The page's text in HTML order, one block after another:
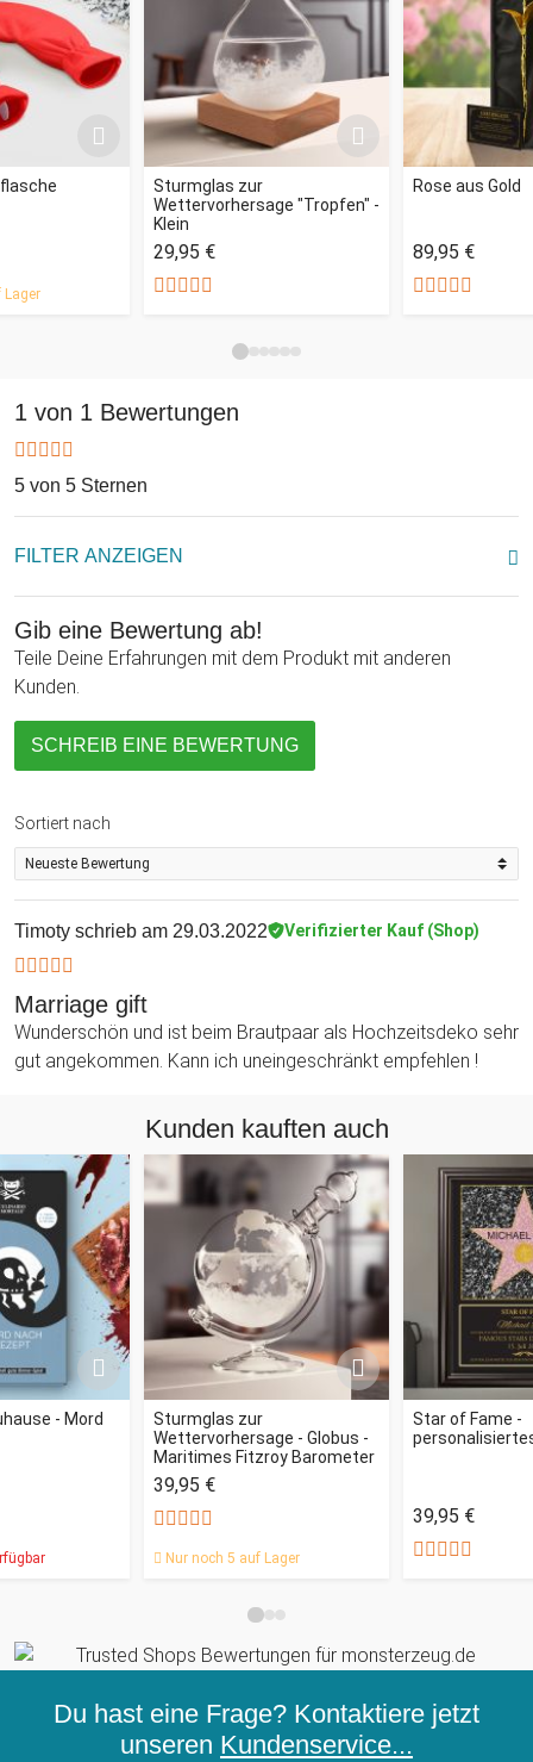
Sturmglas zur
Wettervorhersage "Tropfen" -
Klein
29,95 €
Rose aus Gold
89,95 €
1 von 1 Bewertungen
5 von 5 Sternen
FILTER ANZEIGEN
Gib eine Bewertung ab!
Teile Deine Erfahrungen mit dem Produkt mit anderen
Kunden.
SCHREIB EINE BEWERTUNG
Sortiert nach
Timoty schrieb am 29.03.2022 Verifizierter Kauf (Shop)
Marriage gift
Wunderschön und ist beim Brautpaar als Hochzeitsdeko sehr
gut angekommen. Kann ich uneingeschränkt empfehlen !
Kunden kauften auch
- Mord
Sturmglas zur
Wettervorhersage - Globus -
Maritimes Fitzroy Barometer
39,95 €
Nur noch 5 auf Lager
Star of Fame -
39,95 €
Du hast eine Frage? Kontaktiere jetzt
unseren Kundenservice...